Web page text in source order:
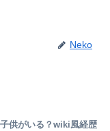
Neko
供がいる？wiki風経歴